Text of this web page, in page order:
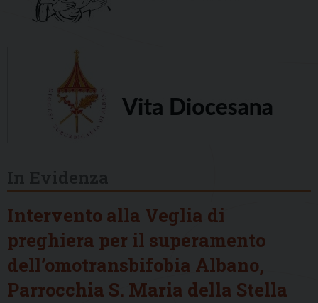
Intervento alla Veglia di
preghiera per il superamento
dell’omotransbifobia Albano,
Parrocchia S. Maria della Stella